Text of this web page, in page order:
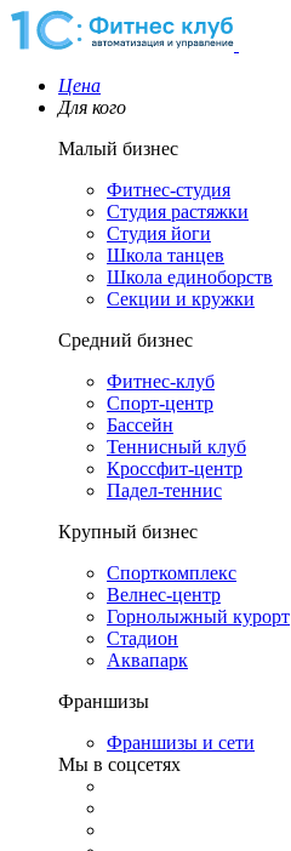
Цена
Для кого
Малый бизнес
Фитнес-студия
Студия растяжки
Студия йоги
Школа танцев
Школа единоборств
Секции и кружки
Средний бизнес
Фитнес-клуб
Спорт-центр
Бассейн
Теннисный клуб
Кроссфит-центр
Падел-теннис
Крупный бизнес
Спорткомплекс
Велнес-центр
Горнолыжный курорт
Стадион
Аквапарк
Франшизы
Франшизы и сети
Мы в соцсетях